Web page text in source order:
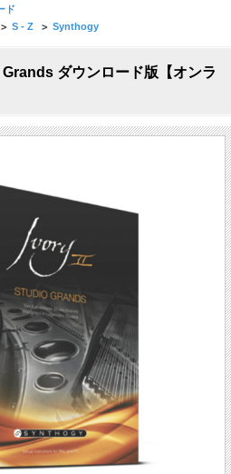
ド
> S - Z > Synthogy
ダウンロード版【オンラ